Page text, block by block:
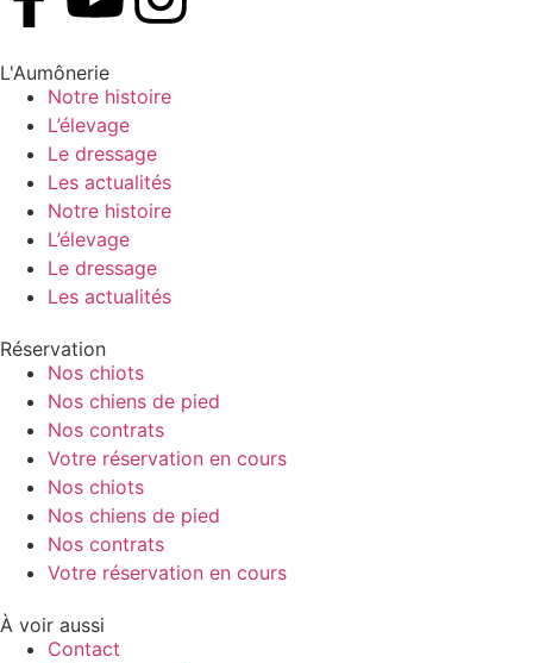
L'Aumônerie
Notre histoire
L’élevage
Le dressage
Les actualités
Notre histoire
L’élevage
Le dressage
Les actualités
Réservation
Nos chiots
Nos chiens de pied
Nos contrats
Votre réservation en cours
Nos chiots
Nos chiens de pied
Nos contrats
Votre réservation en cours
À voir aussi
Contact